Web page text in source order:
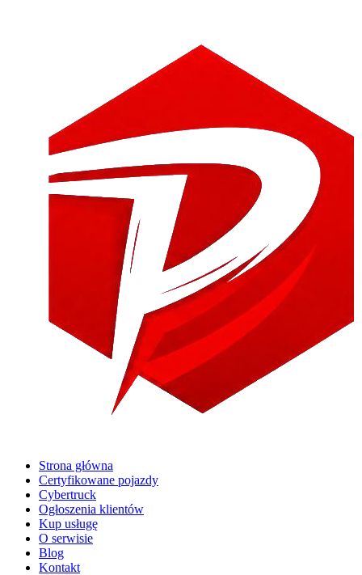
Strona główna
Certyfikowane pojazdy
Cybertruck
Ogłoszenia klientów
Kup usługę
O serwisie
Blog
Kontakt